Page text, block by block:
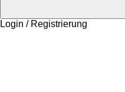
Login / Registrierung